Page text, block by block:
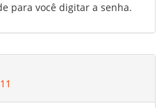
para você digitar a senha.